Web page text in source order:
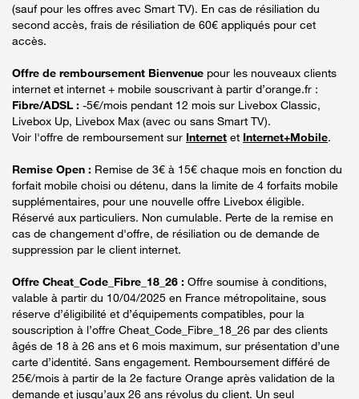
(sauf pour les offres avec Smart TV). En cas de résiliation du
second accès, frais de résiliation de 60€ appliqués pour cet
accès.
Offre de remboursement Bienvenue pour les nouveaux clients
internet et internet + mobile souscrivant à partir d’orange.fr :
Fibre/ADSL : -5€/mois pendant 12 mois sur Livebox Classic,
Livebox Up, Livebox Max (avec ou sans Smart TV).
Voir l'offre de remboursement sur Internet et Internet+Mobile.
Remise Open : Remise de 3€ à 15€ chaque mois en fonction du
forfait mobile choisi ou détenu, dans la limite de 4 forfaits mobile
supplémentaires, pour une nouvelle offre Livebox éligible.
Réservé aux particuliers. Non cumulable. Perte de la remise en
cas de changement d'offre, de résiliation ou de demande de
suppression par le client internet.
Offre Cheat_Code_Fibre_18_26 : Offre soumise à conditions,
valable à partir du 10/04/2025 en France métropolitaine, sous
réserve d’éligibilité et d’équipements compatibles, pour la
souscription à l’offre Cheat_Code_Fibre_18_26 par des clients
âgés de 18 à 26 ans et 6 mois maximum, sur présentation d’une
carte d’identité. Sans engagement. Remboursement différé de
25€/mois à partir de la 2e facture Orange après validation de la
demande et jusqu’aux 26 ans révolus du client. Un seul